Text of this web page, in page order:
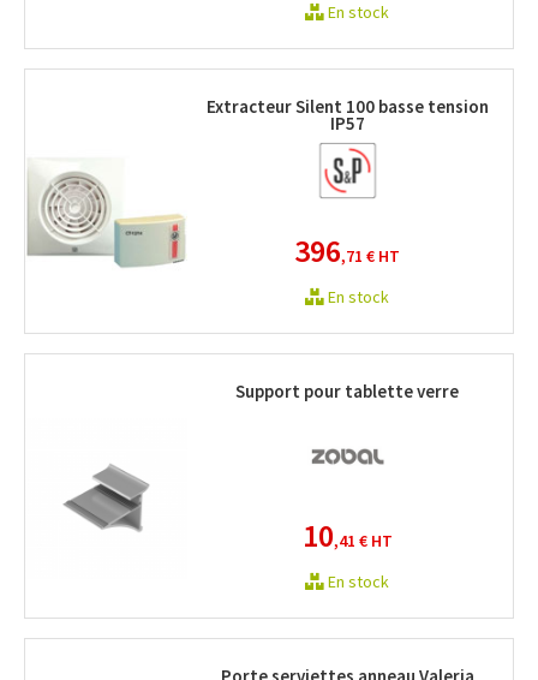
En stock
Extracteur Silent 100 basse tension
IP57
396,71 € HT
En stock
Support pour tablette verre
10,41 €HT
En stock